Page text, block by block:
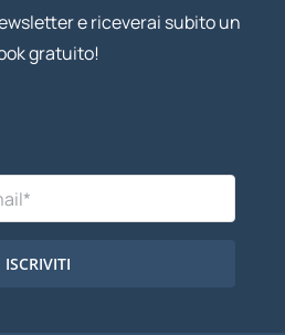
e riceverai subito un
gratuito!
ISCRIVITI